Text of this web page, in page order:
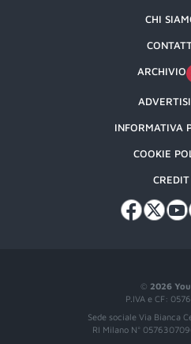
© 2026
P.IVA e CF:
Sede sociale Via Bianca
RI Milano N°
CHI
ARCHIVIO
INFORMATIVA
COOKIE
CREDIT